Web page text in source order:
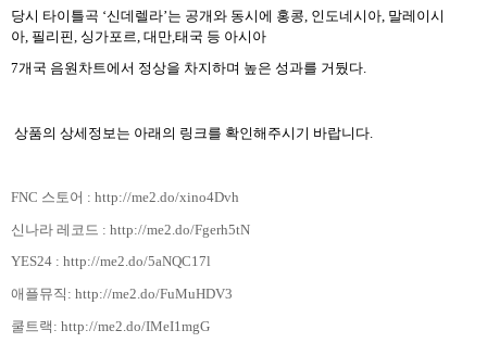
당시 타이틀곡 ‘신데렐라’는 공개와 동시에 홍콩 인도네시아 말레이시
아 필리핀 싱가포르 대만 태국 등 아시아
7개국 음원차트에서 정상을 차지하며 높은 성과를 거뒀다.
상품의 상세정보는 아래의 링크를 확인해주시기 바랍니다
FNC 스토어 : http://me2.do/xino4Dvh
신나라 레코드 : http://me2.do/Fgerh5tN
YES24 : http://me2.do/5aNQC17l
애플뮤직: http://me2.do/FuMuHDV3
쿨트랙: http://me2.do/IMeI1mgG